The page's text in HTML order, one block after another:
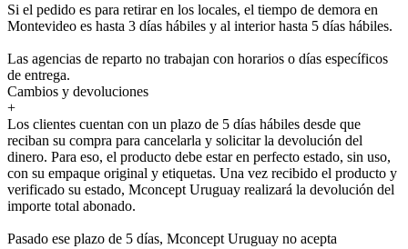
Si el pedido es para retirar en los locales, el tiempo de demora en
Montevideo es hasta 3 días hábiles y al interior hasta 5 días hábiles.
Las agencias de reparto no trabajan con horarios o días específicos
de entrega.
Cambios y devoluciones
+
Los clientes cuentan con un plazo de 5 días hábiles desde que
reciban su compra para cancelarla y solicitar la devolución del
dinero. Para eso, el producto debe estar en perfecto estado, sin uso,
con su empaque original y etiquetas. Una vez recibido el producto y
verificado su estado, Mconcept Uruguay realizará la devolución del
importe total abonado.
Pasado ese plazo de 5 días, Mconcept Uruguay no acepta